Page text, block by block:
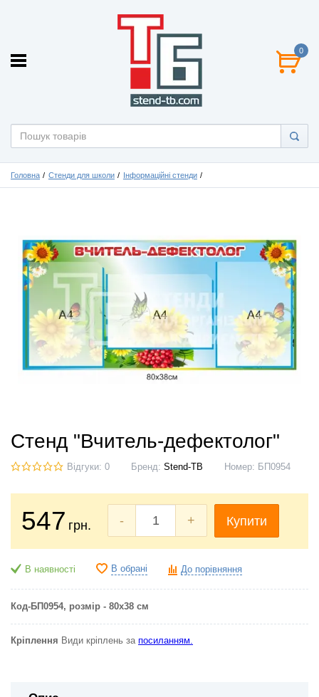
0
Головна Стенди для школи Інформаційні стенди
Стенд "Вчитель-дефектолог"
Відгуки: 0 Бренд: Stend-TB Номер: БП0954
547 грн. - + Купити
В наявності В обрані До порівняння
Код-БП0954, розмір - 80х38 см
Кріплення Види кріплень за посиланням.